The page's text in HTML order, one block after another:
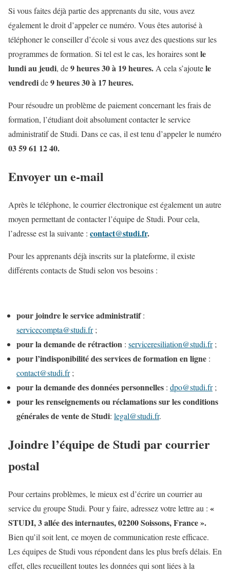
Si vous faites déjà partie des apprenants du site, vous avez
également le droit d’appeler ce numéro. Vous êtes autorisé à
téléphoner le conseiller d’école si vous avez des questions sur les
programmes de formation. Si tel est le cas, les horaires sontle
lundi au jeudi, de9 heures 30 à 19 heures. A cela s’ajoutele
vendredide9 heures 30 à 17 heures.
Pour résoudre un problème de paiement concernant les frais de
formation, l’étudiant doit absolument contacter le service
administratif de Studi. Dans ce cas, il est tenu d’appeler le numéro
03 59 61 12 40.
Envoyer un e-mail
Après le téléphone, le courrier électronique est également un autre
moyen permettant de contacter l’équipe de Studi. Pour cela,
l’adresse est la suivante : contact@studi.fr.
Pour les apprenants déjà inscrits sur la plateforme, il existe
différents contacts de Studi selon vos besoins :
pour joindre le service administratif:
servicecompta@studi.fr;
pour la demande de rétraction : serviceresiliation@studi.fr;
pour l’indisponibilité des services de formation en ligne :
contact@studi.fr;
pour la demande des données personnelles : dpo@studi.fr;
pour les renseignements ou réclamations sur les conditions
générales de vente de Studi: legal@studi.fr.
Joindre l’équipe de Studi par courrier
postal
Pour certains problèmes, le mieux est d’écrire un courrier au
service du groupe Studi. Pour y faire, adressez votre lettre au : «
STUDI, 3 allée des internautes, 02200 Soissons, France ».
Bien qu’il soit lent, ce moyen de communication reste efficace.
Les équipes de Studi vous répondent dans les plus brefs délais. En
effet, elles recueillent toutes les données qui sont liées à la